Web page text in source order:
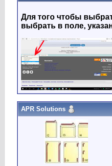
Для того чтобы
выбрать в поле,
APR Solutions